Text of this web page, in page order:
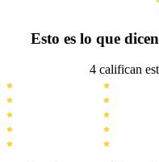
Esto es lo que
4 califican